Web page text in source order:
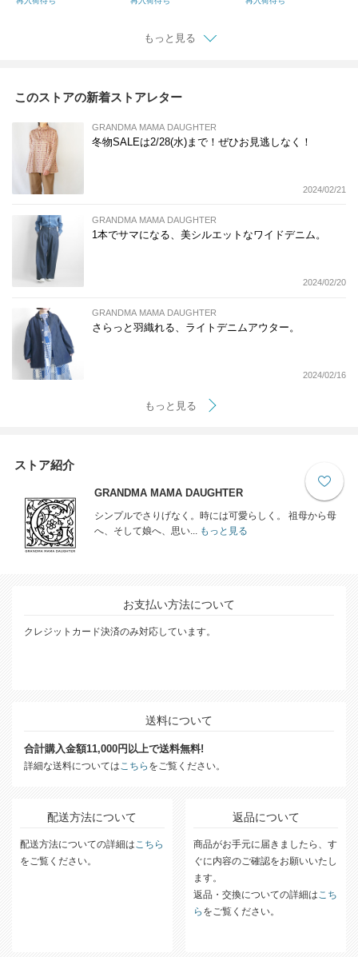
1
もっと見る
このストアの新着ストアレター
GRANDMA MAMA DAUGHTER
冬物SALEは2/28(水)まで！ぜひお見逃しなく！
2024/02/21
GRANDMA MAMA DAUGHTER
1本でサマになる、美シルエットなワイドデニム。
2024/02/20
GRANDMA MAMA DAUGHTER
さらっと羽織れる、ライトデニムアウター。
2024/02/16
もっと見る
ストア紹介
GRANDMA MAMA DAUGHTER
シンプルでさりげなく。時には可愛らしく。 祖母から母
へ、そして娘へ、思い...もっと見る
お支払い方法について
クレジットカード決済のみ対応しています。
送料について
合計購入金額11,000円以上で送料無料!
詳細な送料についてはこちら をご覧ください。
配送方法について
配送方法についての詳細はこちら
をご覧ください。
返品について
商品がお手元に届きましたら、す
ぐに内容のご確認をお願いいたし
ます。
返品・交換についての詳細はこち
ら をご覧ください。